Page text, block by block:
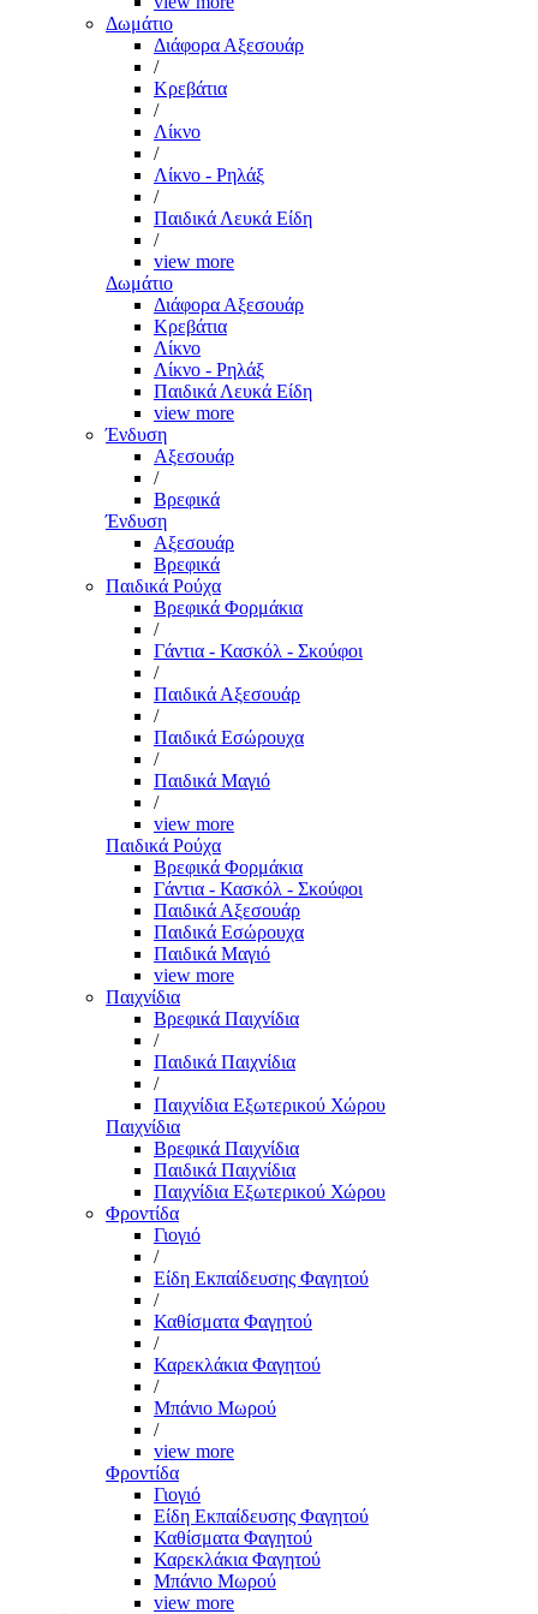
Δωμάτιο
Διάφορα Αξεσουάρ
/
Κρεβάτια
/
Λίκνο
/
Λίκνο - Ρηλάξ
/
Παιδικά Λευκά Είδη
/
view more
Δωμάτιο
Διάφορα Αξεσουάρ
Κρεβάτια
Λίκνο
Λίκνο - Ρηλάξ
Παιδικά Λευκά Είδη
view more
Ένδυση
Αξεσουάρ
/
Βρεφικά
Ένδυση
Αξεσουάρ
Βρεφικά
Παιδικά Ρούχα
Βρεφικά Φορμάκια
/
Γάντια - Κασκόλ - Σκούφοι
/
Παιδικά Αξεσουάρ
/
Παιδικά Εσώρουχα
/
Παιδικά Μαγιό
/
view more
Παιδικά Ρούχα
Βρεφικά Φορμάκια
Γάντια - Κασκόλ - Σκούφοι
Παιδικά Αξεσουάρ
Παιδικά Εσώρουχα
Παιδικά Μαγιό
view more
Παιχνίδια
Βρεφικά Παιχνίδια
/
Παιδικά Παιχνίδια
/
Παιχνίδια Εξωτερικού Χώρου
Παιχνίδια
Βρεφικά Παιχνίδια
Παιδικά Παιχνίδια
Παιχνίδια Εξωτερικού Χώρου
Φροντίδα
Γιογιό
/
Είδη Εκπαίδευσης Φαγητού
/
Καθίσματα Φαγητού
/
Καρεκλάκια Φαγητού
/
Μπάνιο Μωρού
/
view more
Φροντίδα
Γιογιό
Είδη Εκπαίδευσης Φαγητού
Καθίσματα Φαγητού
Καρεκλάκια Φαγητού
Μπάνιο Μωρού
view more